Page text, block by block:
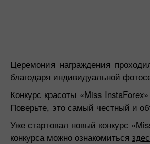
Церемония награждения
благодаря индивидуальной
Конкурс красоты «Miss
Поверьте, это самый честный и
Уже стартовал новый конкурс
конкурса можно ознакомиться